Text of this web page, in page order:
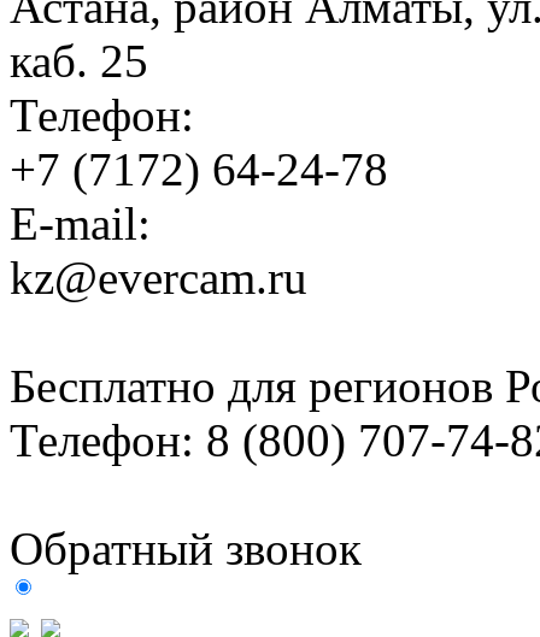
каб. 25
Телефон:
+7 (7172) 64-24-78
E-mail:
kz@evercam.ru
Бесплатно для регионов
Телефон: 8 (800) 707-74-
Обратный звонок